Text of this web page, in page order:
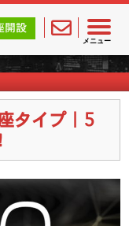
メニュー
の無料口座開設サポ
開設
タイプ｜5